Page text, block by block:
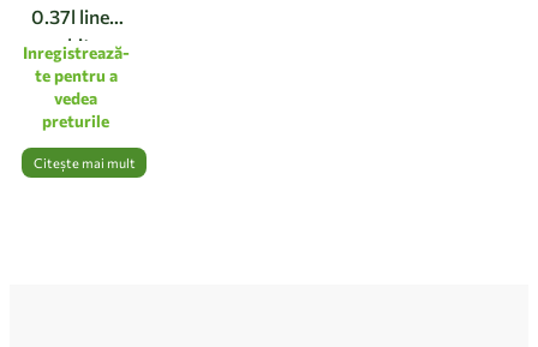
0.37l linen
white
Inregistrează-
te pentru a
vedea
preturile
Citește mai mult